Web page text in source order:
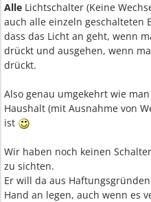
Alle Lichtschalter (Keine
auch alle einzeln geschalteten
dass das Licht an geht, wenn
drückt und ausgehen, wenn
drückt.
Also genau umgekehrt wie
Haushalt (mit Ausnahme von
ist
Wir haben noch keinen
zu sichten.
Er will da aus
Hand an legen, auch wenn es